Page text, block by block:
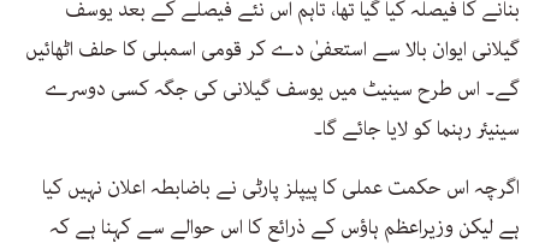
بنانے کا فیصلہ کیا گیا تھا، تاہم اس نئے فیصلے کے بعد یوسف
گیلانی ایوان بالا سے استعفیٰ دے کر قومی اسمبلی کا حلف اٹھائیں
گے۔ اس طرح سینیٹ میں یوسف گیلانی کی جگہ کسی دوسرے
سینیئر رہنما کو لایا جائے گا۔
اگرچہ اس حکمت عملی کا پیپلز پارٹی نے باضابطہ اعلان نہیں کیا
ہے لیکن وزیراعظم ہاؤس کے ذرائع کا اس حوالے سے کہنا ہے کہ